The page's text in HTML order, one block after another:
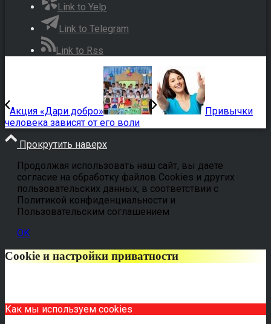
Link to Yelp
Link to Telegram
Link to Rss
Акция «Дари добро»
Привычки
человека зависят от его воли
Прокрутить наверх
Продолжая использовать наш сайт, вы даете
согласие на обработку файлов Cookies и других
пользовательских данных, в соответствии с
Политикой конфиденциальности и
Пользовательским соглашением
OK
Cookie и настройки приватности
Как мы используем cookies